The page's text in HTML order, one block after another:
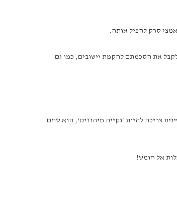
סרק להפיל אותה.
לקבל את הסכמתם להקמת יישובים, כמו גם
צריכה להיות ‘נקייה מיהודים’, הוא סתם
אל חומש!